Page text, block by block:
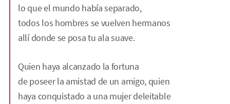
lo que el mundo había separado,
todos los hombres se vuelven hermanos
allí donde se posa tu ala suave.
Quien haya alcanzado la fortuna
de poseer la amistad de un amigo, quien
haya conquistado a una mujer deleitable